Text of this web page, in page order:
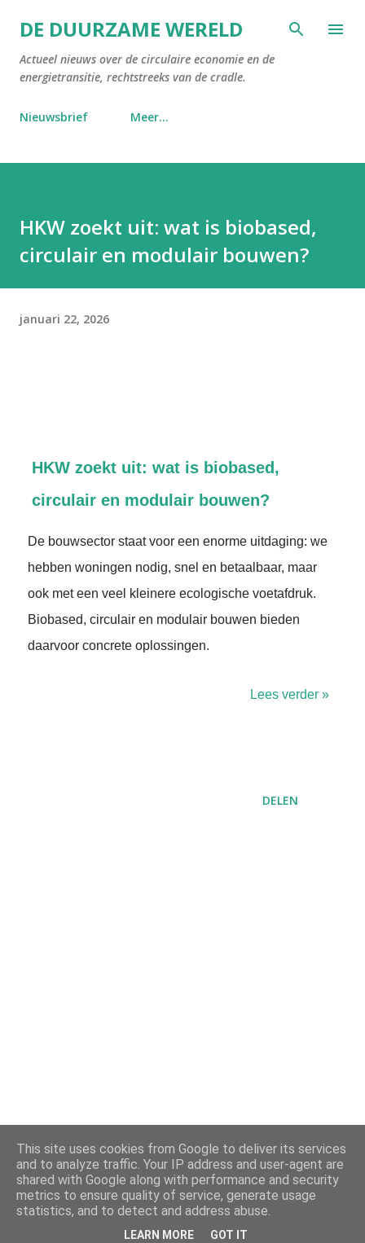
Doorgaan naar hoofdcontent
DE DUURZAME WERELD
Actueel nieuws over de circulaire economie en de
energietransitie, rechtstreeks van de cradle.
Nieuwsbrief Meer…
HKW zoekt uit: wat is biobased,
circulair en modulair bouwen?
januari 22, 2026
HKW zoekt uit: wat is biobased,
circulair en modulair bouwen?
De bouwsector staat voor een enorme uitdaging: we
hebben woningen nodig, snel en betaalbaar, maar
ook met een veel kleinere ecologische voetafdruk.
Biobased, circulair en modulair bouwen bieden
daarvoor concrete oplossingen.
Lees verder »
DELEN
This site uses cookies from Google to deliver its services
and to analyze traffic. Your IP address and user-agent are
shared with Google along with performance and security
metrics to ensure quality of service, generate usage
statistics, and to detect and address abuse.
LEARN MORE GOT IT